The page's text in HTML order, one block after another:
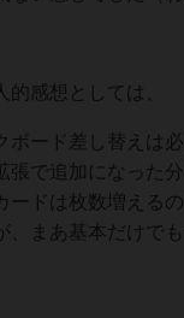
的感想としては、
ボード差し替えは
張で追加になった
ードは枚数増える
、まあ基本だけで